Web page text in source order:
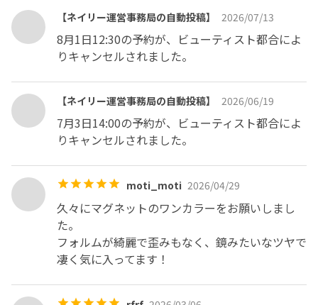
【ネイリー運営事務局の自動投稿】 2026/07/13
8月1日12:30の予約が、ビューティスト都合によ
りキャンセルされました。
【ネイリー運営事務局の自動投稿】 2026/06/19
7月3日14:00の予約が、ビューティスト都合によ
りキャンセルされました。
moti_moti 2026/04/29
久々にマグネットのワンカラーをお願いしまし
た。
フォルムが綺麗で歪みもなく、鏡みたいなツヤで
凄く気に入ってます！